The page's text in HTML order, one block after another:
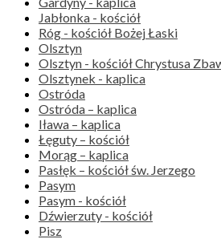
Jabłonka - kościół
Róg - kościół Bożej Łaski
Olsztyn
Olsztyn - kościół Chrystusa
Olsztynek - kaplica
Ostróda
Ostróda – kaplica
Iława – kaplica
Łęguty – kościół
Morąg – kaplica
Pasłęk – kościół św. Jerzego
Pasym
Pasym - kościół
Dźwierzuty - kościół
Pisz